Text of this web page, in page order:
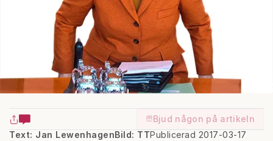
Bjud någon på artikeln
Text: Jan Lewenhagen
Publicerad 2017-03-17
Bild: TT